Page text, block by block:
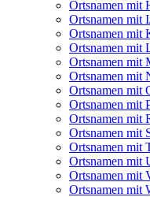
Ortsnamen mit
Ortsnamen mit
Ortsnamen mit
Ortsnamen mit
Ortsnamen mit
Ortsnamen mit
Ortsnamen mit
Ortsnamen mit
Ortsnamen mit
Ortsnamen mit
Ortsnamen mit
Ortsnamen mit
Ortsnamen mit
Ortsnamen mit